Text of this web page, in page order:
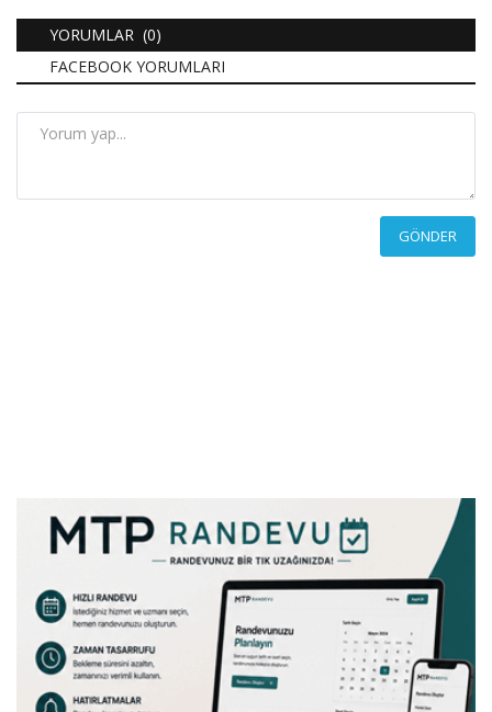
YORUMLAR (0)
FACEBOOK YORUMLARI
GÖNDER